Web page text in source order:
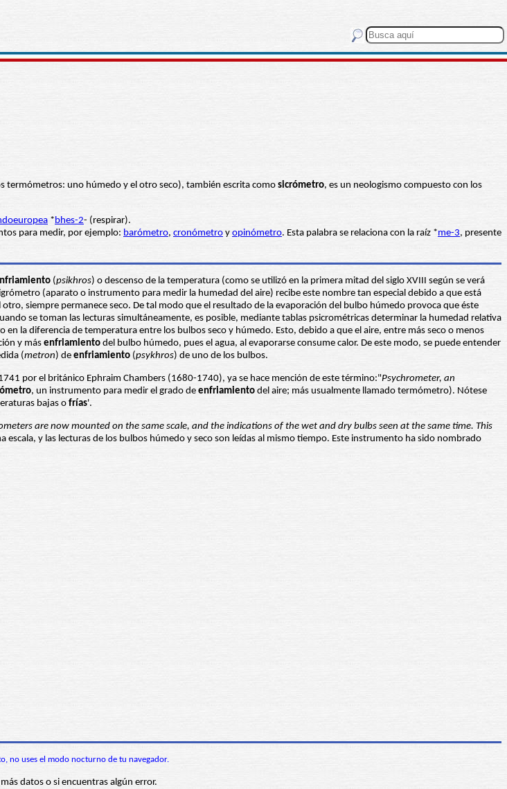
termómetros: uno húmedo y el otro seco), también escrita como sicrómetro, es un neologismo compuesto con los
*bhes-2- (respirar).
para medir, por ejemplo: barómetro, cronómetro y opinómetro. Esta palabra se relaciona con la raíz *me-3, presente
(psikhros) o descenso de la temperatura (como se utilizó en la primera mitad del siglo XVIII según se verá
(aparato o instrumento para medir la humedad del aire) recibe este nombre tan especial debido a que está
siempre permanece seco. De tal modo que el resultado de la evaporación del bulbo húmedo provoca que éste
se toman las lecturas simultáneamente, es posible, mediante tablas psicrométricas determinar la humedad relativa
la diferencia de temperatura entre los bulbos seco y húmedo. Esto, debido a que el aire, entre más seco o menos
y más enfriamiento del bulbo húmedo, pues el agua, al evaporarse consume calor. De este modo, se puede entender
(metron) de enfriamiento (psykhros) de uno de los bulbos.
por el británico Ephraim Chambers (1680-1740), ya se hace mención de este término:"Psychrometer, an
, un instrumento para medir el grado de enfriamiento del aire; más usualmente llamado termómetro). Nótese
bajas o frías'.
are now mounted on the same scale, and the indications of the wet and dry bulbs seen at the same time. This
y las lecturas de los bulbos húmedo y seco son leídas al mismo tiempo. Este instrumento ha sido nombrado
no uses el modo nocturno de tu navegador.
datos o si encuentras algún error.